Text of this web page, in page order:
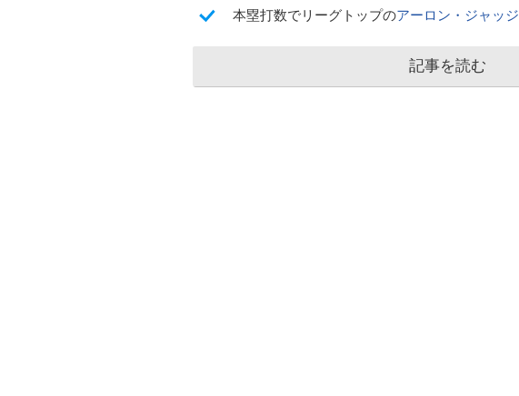
本塁打数でリーグトップのアーロン・ジャッジ
記事を読む